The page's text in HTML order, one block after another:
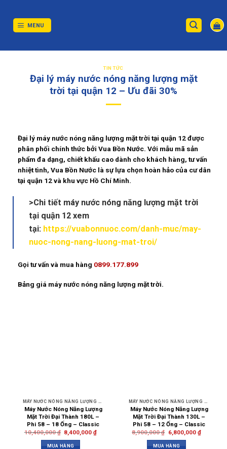
content
MENU
TIN TỨC
Đại lý máy nước nóng năng lượng mặt
trời tại quận 12 – Ưu đãi 30%
Đại lý máy nước nóng năng lượng mặt trời tại quận 12 được
phân phối chính thức bởi Vua Bồn Nước. Với mẫu mã sản
phẩm đa dạng, chiết khấu cao dành cho khách hàng, tư vấn
nhiệt tình, Vua Bồn Nước là sự lựa chọn hoàn hảo của cư dân
tại quận 12 và khu vực Hồ Chí Minh.
>Chi tiết máy nước nóng năng lượng mặt trời
tại quận 12 xem
tại: https://vuabonnuoc.com/danh-muc/may-
nuoc-nong-nang-luong-mat-troi/
Gọi tư vấn và mua hàng 0899.177.899
Bảng giá máy nước nóng năng lượng mặt trời.
MÁY NƯỚC NÓNG NĂNG LƯỢNG MẶT TRỜI
Máy Nước Nóng Năng Lượng
Mặt Trời Đại Thành 180L –
Phi 58 – 18 Ống – Classic
10,400,000₫ 8,400,000₫
MUA HÀNG
MÁY NƯỚC NÓNG NĂNG LƯỢNG MẶT TRỜI
Máy Nước Nóng Năng Lượng
Mặt Trời Đại Thành 130L –
Phi 58 – 12 Ống – Classic
8,900,000₫ 6,800,000 ₫
MUA HÀNG